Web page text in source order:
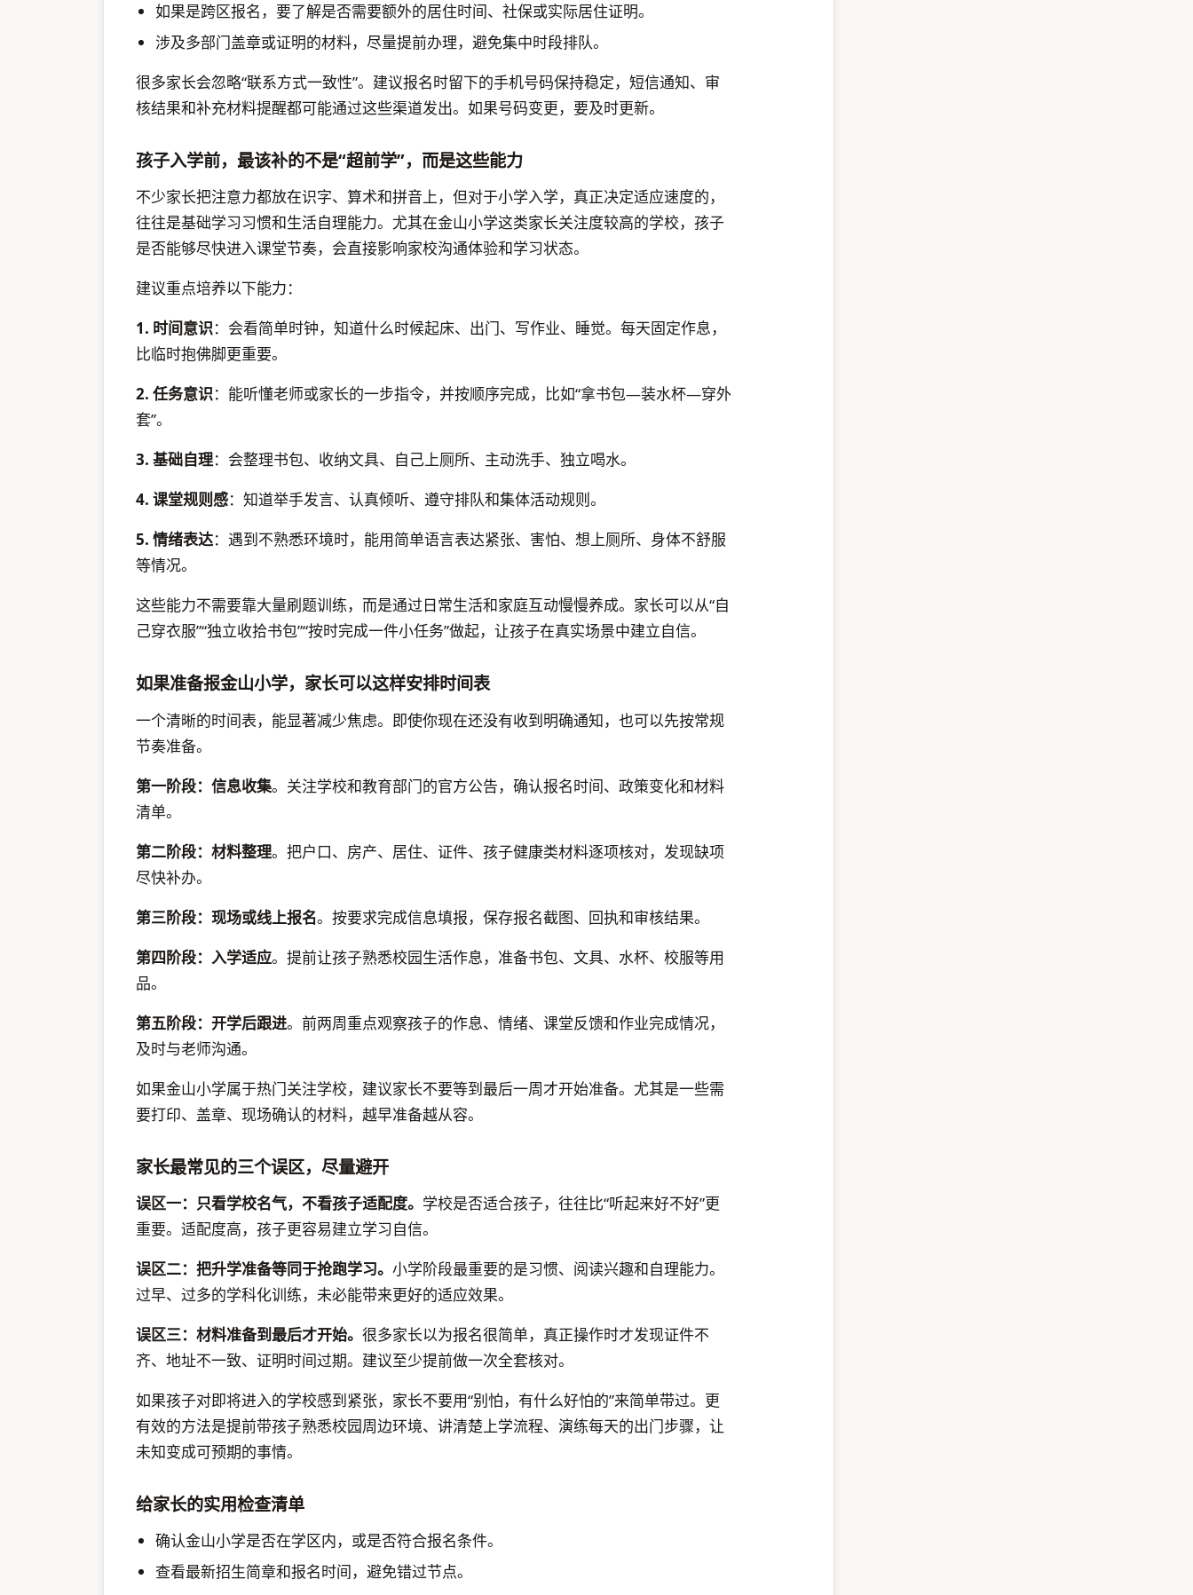
如果是跨区报名，要了解是否需要额外的居住时间、社保或实际居住证明。
涉及多部门盖章或证明的材料，尽量提前办理，避免集中时段排队。
很多家长会忽略“联系方式一致性”。建议报名时留下的手机号码保持稳定，短信通知、审
核结果和补充材料提醒都可能通过这些渠道发出。如果号码变更，要及时更新。
孩子入学前，最该补的不是“超前学”，而是这些能力
不少家长把注意力都放在识字、算术和拼音上，但对于小学入学，真正决定适应速度的，
往往是基础学习习惯和生活自理能力。尤其在金山小学这类家长关注度较高的学校，孩子
是否能够尽快进入课堂节奏，会直接影响家校沟通体验和学习状态。
建议重点培养以下能力：
1. 时间意识：会看简单时钟，知道什么时候起床、出门、写作业、睡觉。每天固定作息，
比临时抱佛脚更重要。
2. 任务意识：能听懂老师或家长的一步指令，并按顺序完成，比如“拿书包—装水杯—穿外
套”。
3. 基础自理：会整理书包、收纳文具、自己上厕所、主动洗手、独立喝水。
4. 课堂规则感：知道举手发言、认真倾听、遵守排队和集体活动规则。
5. 情绪表达：遇到不熟悉环境时，能用简单语言表达紧张、害怕、想上厕所、身体不舒服
等情况。
这些能力不需要靠大量刷题训练，而是通过日常生活和家庭互动慢慢养成。家长可以从“自
己穿衣服”“独立收拾书包”“按时完成一件小任务”做起，让孩子在真实场景中建立自信。
如果准备报金山小学，家长可以这样安排时间表
一个清晰的时间表，能显著减少焦虑。即使你现在还没有收到明确通知，也可以先按常规
节奏准备。
第一阶段：信息收集。关注学校和教育部门的官方公告，确认报名时间、政策变化和材料
清单。
第二阶段：材料整理。把户口、房产、居住、证件、孩子健康类材料逐项核对，发现缺项
尽快补办。
第三阶段：现场或线上报名。按要求完成信息填报，保存报名截图、回执和审核结果。
第四阶段：入学适应。提前让孩子熟悉校园生活作息，准备书包、文具、水杯、校服等用
品。
第五阶段：开学后跟进。前两周重点观察孩子的作息、情绪、课堂反馈和作业完成情况，
及时与老师沟通。
如果金山小学属于热门关注学校，建议家长不要等到最后一周才开始准备。尤其是一些需
要打印、盖章、现场确认的材料，越早准备越从容。
家长最常见的三个误区，尽量避开
误区一：只看学校名气，不看孩子适配度。 学校是否适合孩子，往往比“听起来好不好”更
重要。适配度高，孩子更容易建立学习自信。
误区二：把升学准备等同于抢跑学习。 小学阶段最重要的是习惯、阅读兴趣和自理能力。
过早、过多的学科化训练，未必能带来更好的适应效果。
误区三：材料准备到最后才开始。 很多家长以为报名很简单，真正操作时才发现证件不
齐、地址不一致、证明时间过期。建议至少提前做一次全套核对。
如果孩子对即将进入的学校感到紧张，家长不要用“别怕，有什么好怕的”来简单带过。更
有效的方法是提前带孩子熟悉校园周边环境、讲清楚上学流程、演练每天的出门步骤，让
未知变成可预期的事情。
给家长的实用检查清单
确认金山小学是否在学区内，或是否符合报名条件。
查看最新招生简章和报名时间，避免错过节点。